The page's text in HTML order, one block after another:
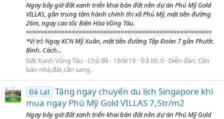
Ngay bây giờ đất xanh triển khai bán đất nền dự án Phú Mỹ Gold
VILLAS, gần trung tâm hành chính thị xã Phú Mỹ, mặt tiền đường
26m, ngay cao tốc Biên Hòa Vũng Tàu.
=====================================================
*Vị trí: Ngay KCN Mỹ Xuân, mặt tiền đường Tập Đoàn 7 gần Phước
Bình. Cách...
Đất Xanh Vũng Tàu
Chủ đề 13/9/19 Trả lời: 0 Diễn đàn: Cần
bán nhà,đất,cần sang..
Đà Lạt Tặng ngay chuyến du lịch Singapore khi
mua ngay Phú Mỹ Gold VILLAS 7,5tr/m2
Ngay bây giờ đất xanh triển khai bán đất nền dự án Phú Mỹ Gold